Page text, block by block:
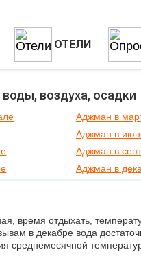
ОТЕЛИ
воздуха, осадки
Аджман в
Аджман в
Аджман в
Аджман в
время отдыхать,
в декабре вода
среднемесячной